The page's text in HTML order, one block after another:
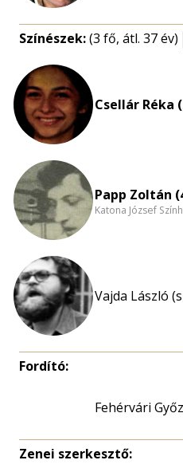
Színészek:(3 fő, átl. 37 év)
Csellár Réka
Papp Zoltán
Katona József
Vajda László
Fordító:
Fehérvári
Zenei szerkesztő: